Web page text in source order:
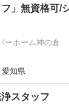
フ」無資格可/
ーホーム神の倉
知県
スタッフ